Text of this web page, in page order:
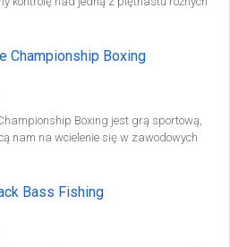
Championship Boxing
Boxing jest grą sportową,
nam na wcielenie się w zawodowych
najszersze grono osób.
Bass Fishing